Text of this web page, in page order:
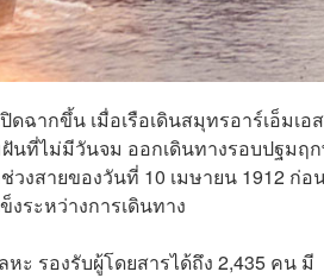
ฉากขึ้น เมื่อเรือเดินสมุทรอาร์เอ็มเอ
นที่ไม่มีวันจม ออกเดินทางรอบปฐมฤ
งสายของวันที่ 10 เมษายน 1912 ก่อ
ระหว่างการเดินทาง
ะ รองรับผู้โดยสารได้ถึง 2,435 คน มี